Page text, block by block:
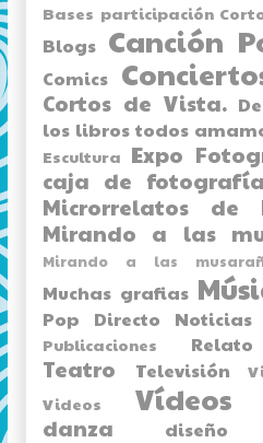
Bases participación
Blogs Canción
Comics
Cortos de Vista.
los libros todos
Escultura Expo
caja de
Microrrelatos de
Mirando a las
Mirando a las
Muchas grafias
Pop Directo Noticias
Publicaciones Relato
Teatro Televisión
Videos
Vídeos
danza diseño